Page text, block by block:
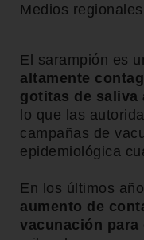
Medios
El sarampión es
altamente
gotitas de saliva
lo que las
campañas de
epidemiológica
En los últimos
aumento de
vacunación